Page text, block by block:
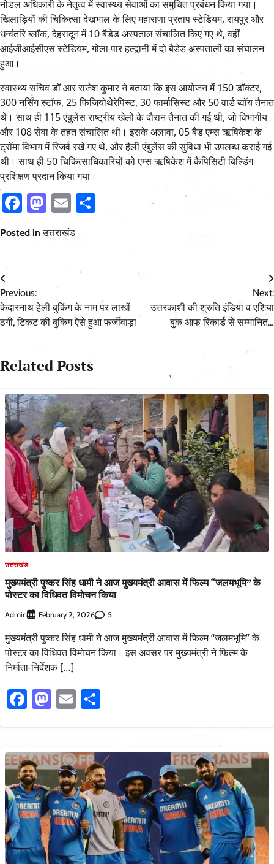
नोडल अधिकारी के नेतृत्व में स्वास्थ्य सेवाओं का समुचित प्रबंधन किया गया।
खिलाड़ियों की चिकित्सा देखभाल के लिए महाराणा प्रताप स्टेडियम, रायपुर और
धन्वंतरि ब्लॉक, देहरादून में 10 बैडेड अस्पताल संचालित किए गए थे, वहीं
आईजीआईसीएस स्टेडियम, गोला पार हल्द्वानी में दो बैडेड अस्पतालों का संचालन
हुआ।
स्वास्थ्य सचिव डॉ आर राजेश कुमार ने बताया कि इस आयोजन में 150 डॉक्टर,
300 नर्सिंग स्टॉफ, 25 फिजियोथेरेपिस्ट, 30 फार्मासिस्ट और 50 वार्ड ब्वॉय तैनात
थे। साथ ही 115 एंबुलेंस राष्ट्रीय खेलों के दौरान तैनात की गई थी, जो विभागीय
और 108 सेवा के तहत संचालित थीं। इसके अलावा, 05 बैड एम्स ऋषिकेश के
ट्रॉमा विभाग में रिजर्व रखे गए थे, और हैली एंबुलेंस की सुविधा भी उपलब्ध कराई गई
थी। साथ ही 50 चिकित्साधिकारियों को एम्स ऋषिकेश में कैपिसिटी बिल्डिंग
प्रशिक्षण प्रदान किया गया।
Facebook
Mastodon
Email
Posted inउत्तराखंड
Post
navigation
Previous:
केदारनाथ हेली बुकिंग के नाम पर लाखों
ठगी, टिकट की बुकिंग ऐसे हुआ फर्जीवाड़ा
Next:
उत्तरकाशी की श्रुति इंडिया व एशिया
बुक आफ रिकार्ड से सम्मानित…
Related Posts
उत्तराखंड
मुख्यमंत्री पुष्कर सिंह धामी ने आज मुख्यमंत्री आवास में फिल्म “जलमभूमि” के
पोस्टर का विधिवत विमोचन किया
Admin February 2, 2026 5
मुख्यमंत्री पुष्कर सिंह धामी ने आज मुख्यमंत्री आवास में फिल्म “जलमभूमि” के
पोस्टर का विधिवत विमोचन किया। इस अवसर पर मुख्यमंत्री ने फिल्म के
निर्माता-निर्देशक […]
Facebook
Mastodon
Email